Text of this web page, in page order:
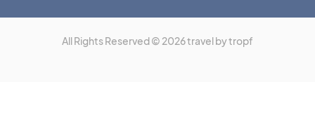
All Rights Reserved © 2026 travel by tropf